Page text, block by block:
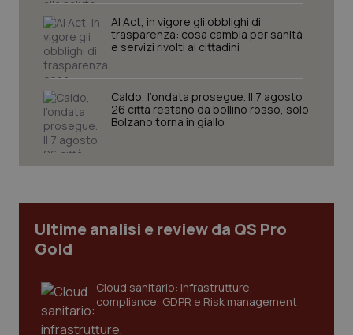
AI Act, in vigore gli obblighi di
trasparenza: cosa cambia per sanità
e servizi rivolti ai cittadini
Caldo, l’ondata prosegue. Il 7 agosto
26 città restano da bollino rosso, solo
Bolzano torna in giallo
Ultime analisi e review da QS Pro
Gold
Cloud sanitario: infrastrutture,
compliance, GDPR e Risk management
Necessari Statistici Marketing
I cookie necessari contribuiscono a rendere fruibile il
sito web abilitandone funzionalità di base quali la
navigazione sulle pagine e l'accesso alle aree
Nome
Fornitore /Dominio
VISITOR_PRIVACY_METADATA